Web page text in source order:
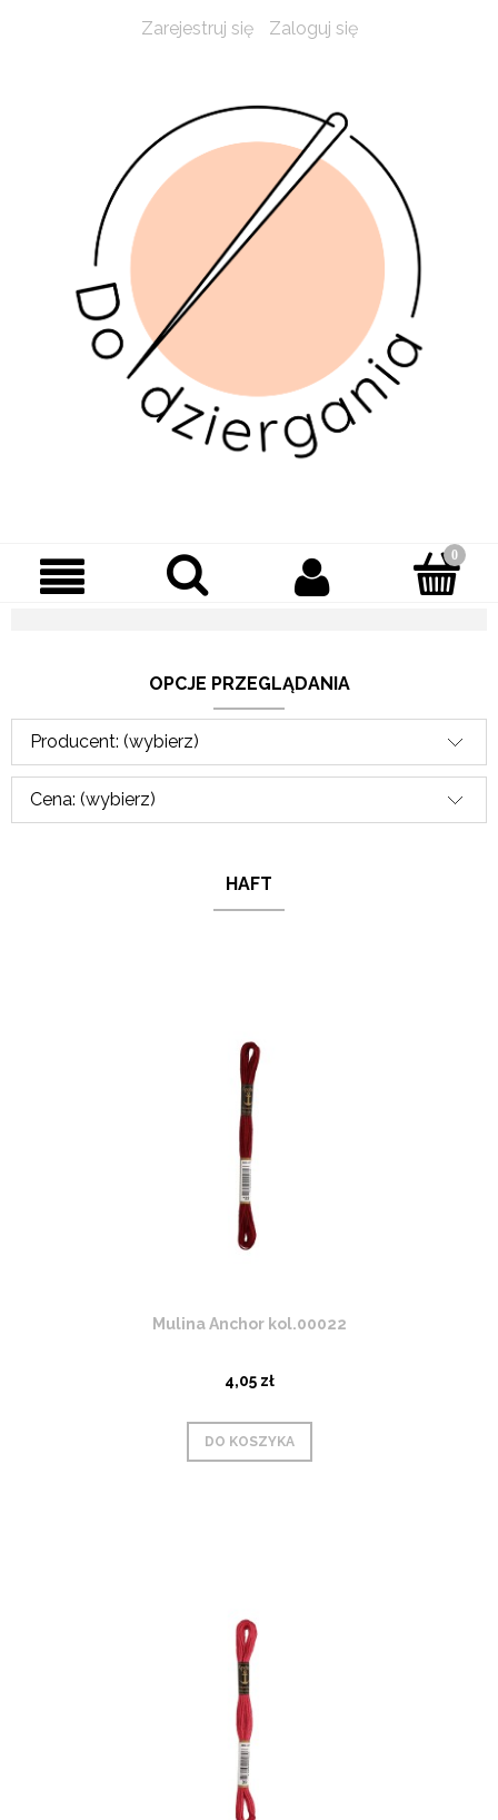
Zarejestruj się Zaloguj się
OPCJE PRZEGLĄDANIA
Producent: (wybierz)
Cena: (wybierz)
HAFT
Mulina Anchor kol.00022
4,05 zł
DO KOSZYKA